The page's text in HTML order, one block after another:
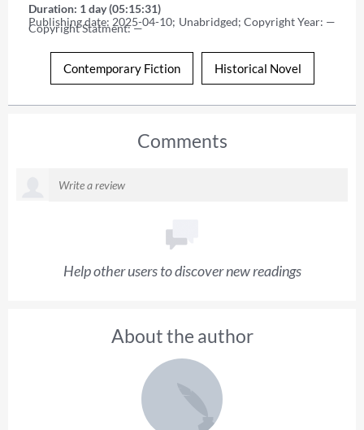
Duration: 1 day (05:15:31)
Publishing date: 2025-04-10; Unabridged; Copyright Year: —
Copyright Statment: —
Contemporary Fiction Historical Novel
Comments
Help other users to discover new readings
About the author